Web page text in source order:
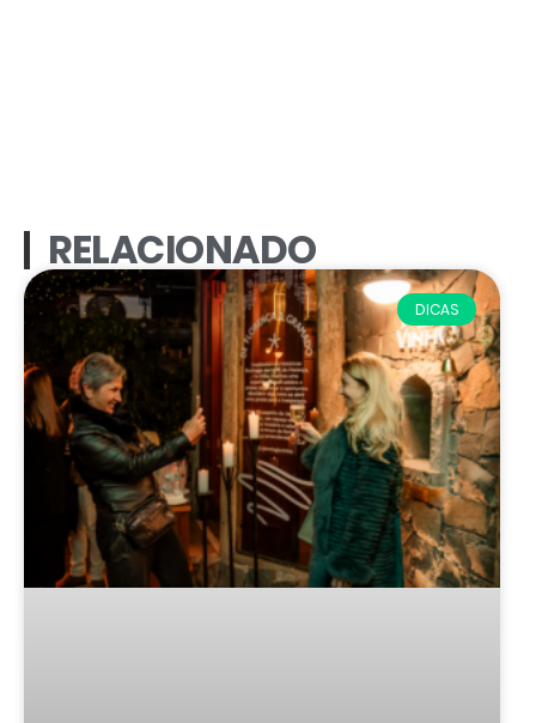
RELACIONADO
DICAS